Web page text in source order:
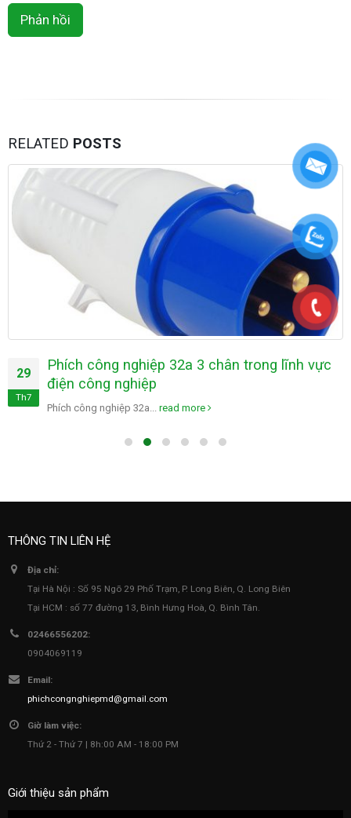
RELATED POSTS
29
Th7
Phích công nghiệp 32a 3 chân trong lĩnh vực
điện công nghiệp
Phích công nghiệp 32a... read more
THÔNG TIN LIÊN HỆ
Địa chỉ:
Tại Hà Nội : Số 95 Ngõ 29 Phố Trạm, P. Long Biên, Q. Long Biên
Tại HCM : số 77 đường 13, Bình Hưng Hoà, Q. Bình Tân.
02466556202:
0904069119
Email:
phichcongnghiepmd@gmail.com
Giờ làm việc:
Thứ 2 - Thứ 7 | 8h:00 AM - 18:00 PM
Giới thiệu sản phẩm